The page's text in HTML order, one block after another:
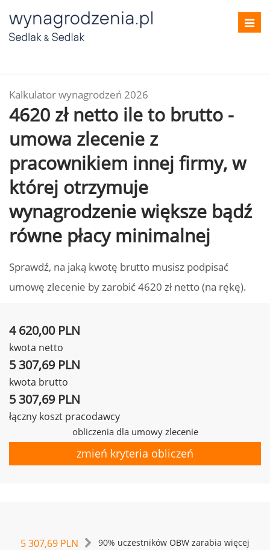
Kalkulator wynagrodzeń 2026
4620 zł netto ile to brutto -
umowa zlecenie z
pracownikiem innej firmy, w
której otrzymuje
wynagrodzenie większe bądź
równe płacy minimalnej
Sprawdź, na jaką kwotę brutto musisz podpisać
umowę zlecenie by zarobić 4620 zł netto (na rękę).
4 620,00 PLN
kwota netto
5 307,69 PLN
kwota brutto
5 307,69 PLN
łączny koszt pracodawcy
obliczenia dla umowy zlecenie
zmień kryteria obliczeń
5 307,69 PLN 90% uczestników OBW zarabia więcej